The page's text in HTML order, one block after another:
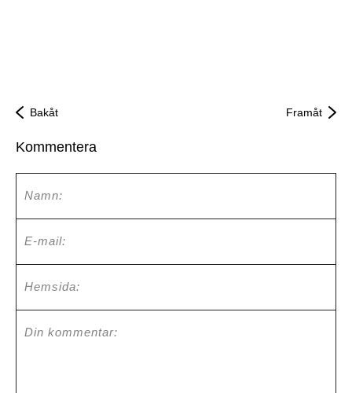
Bakåt Framåt
Kommentera
Namn:
E-mail:
Hemsida:
Din kommentar: